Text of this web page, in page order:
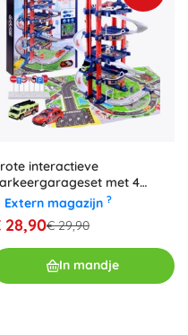
interactieve
met 4
en elektrische lift
Extern magazijn ?
28,90€ 29,90
In mandje